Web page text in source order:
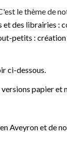
le thème de
et des librairies :
petits :
ci-dessous.
versions papier et
Aveyronet de